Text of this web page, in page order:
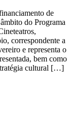
de
do Programa
correspondente a
e representa o
bem como
cultural […]